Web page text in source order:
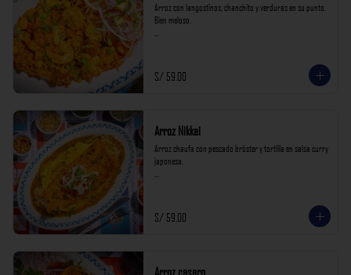
Arroz con langostinos, chanchito y verduras en su punto.
Bien meloso.
S/ 59.00
Arroz Nikkei
Arroz chaufa con pescado bróster y tortilla en salsa curry
japonesa.
S/ 59.00